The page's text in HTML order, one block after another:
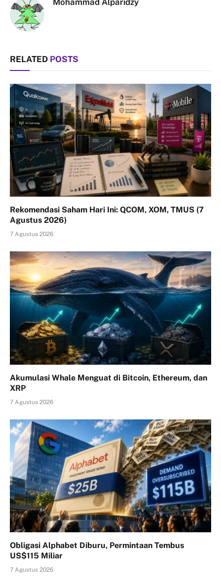
RELATED POSTS
Rekomendasi Saham Hari Ini: QCOM, XOM, TMUS (7
Agustus 2026)
7 Agustus 2026
Akumulasi Whale Menguat di Bitcoin, Ethereum, dan
XRP
7 Agustus 2026
Obligasi Alphabet Diburu, Permintaan Tembus
US$115 Miliar
7 Agustus 2026